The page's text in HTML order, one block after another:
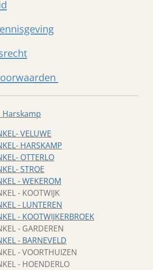
VELUWE
HARSKAMP
OTTERLO
STROE
- WEKEROM
- KOOTWIJK
- LUNTEREN
- KOOTWIJKERBROEK
- GARDEREN
- BARNEVELD
- VOORTHUIZEN
- HOENDERLO